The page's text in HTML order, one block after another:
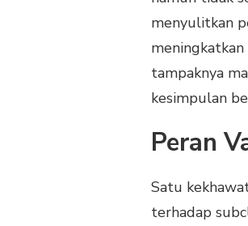
menyulitkan
tampaknya
kesimpulan
Peran
Satu
terhadap